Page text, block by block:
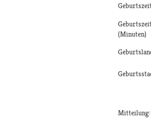
(Minuten)
Mitteilung: